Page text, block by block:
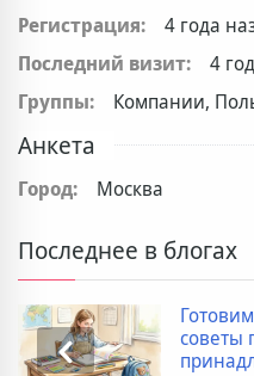
Регистрация:
4 года
Последний визит:
4
Группы:
Компании,
Анкета
Город: Москва
Последнее в блогах
советы